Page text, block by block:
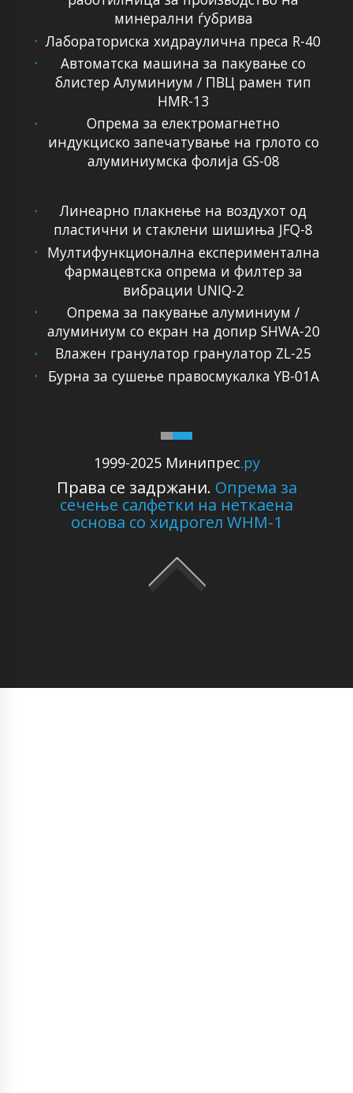
минерални ѓубрива
Лабораториска хидраулична преса R-40
Автоматска машина за пакување со
блистер Алуминиум / ПВЦ рамен тип
HMR-13
Опрема за електромагнетно
индукциско запечатување на грлото со
алуминиумска фолија GS-08
1999-2025 Минипрес.ру
Права се задржани. Опрема за
сечење салфетки на неткаена
основа со хидрогел WHM-1
Линеарно плакнење на воздухот од
пластични и стаклени шишиња JFQ-8
Мултифункционална експериментална
фармацевтска опрема и филтер за
вибрации UNIQ-2
Опрема за пакување алуминиум /
алуминиум со екран на допир SHWA-20
Влажен гранулатор гранулатор ZL-25
Бурна за сушење правосмукалка YB-01A